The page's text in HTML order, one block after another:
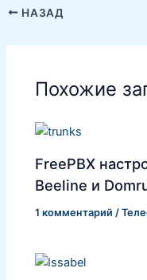
НАЗАД
Похожие
FreePBX
Beeline и
1 комментарий /